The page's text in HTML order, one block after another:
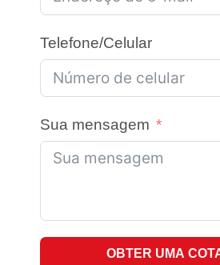
Telefone/Celular
Sua mensagem
OBTER UMA